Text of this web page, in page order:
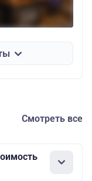
Смотреть все